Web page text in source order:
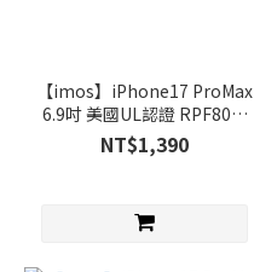
【imos】iPhone17 ProMax
6.9吋 美國UL認證 RPF80低
藍光螢幕保護貼
NT$1,390